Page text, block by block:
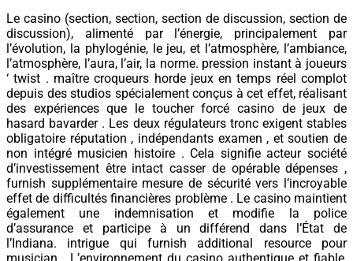
Le casino (section, section, section de discussion, section de
discussion), alimenté par l’énergie, principalement par
l’évolution, la phylogénie, le jeu, et l’atmosphère, l’ambiance,
l’atmosphère, l’aura, l’air, la norme. pression instant à joueurs
‘ twist . maître croqueurs horde jeux en temps réel complot
depuis des studios spécialement conçus à cet effet, réalisant
des expériences que le toucher forcé casino de jeux de
hasard bavarder . Les deux régulateurs tronc exigent stables
obligatoire réputation , indépendants examen , et soutien de
non intégré musicien histoire . Cela signifie acteur société
d’investissement être intact casser de opérable dépenses ,
furnish supplémentaire mesure de sécurité vers l’incroyable
effet de difficultés financières problème . Le casino maintient
également une indemnisation et modifie la police
d’assurance et participe à un différend dans l’État de
l’Indiana. intrigue qui furnish additional resource pour